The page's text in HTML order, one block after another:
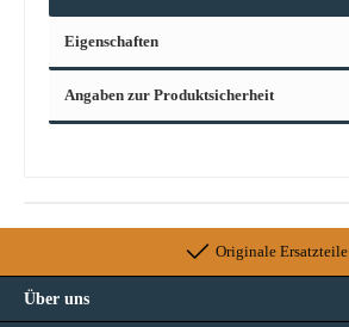
Eigenschaften
Angaben zur Produktsicherheit
Originale Ersatzteile
Über uns